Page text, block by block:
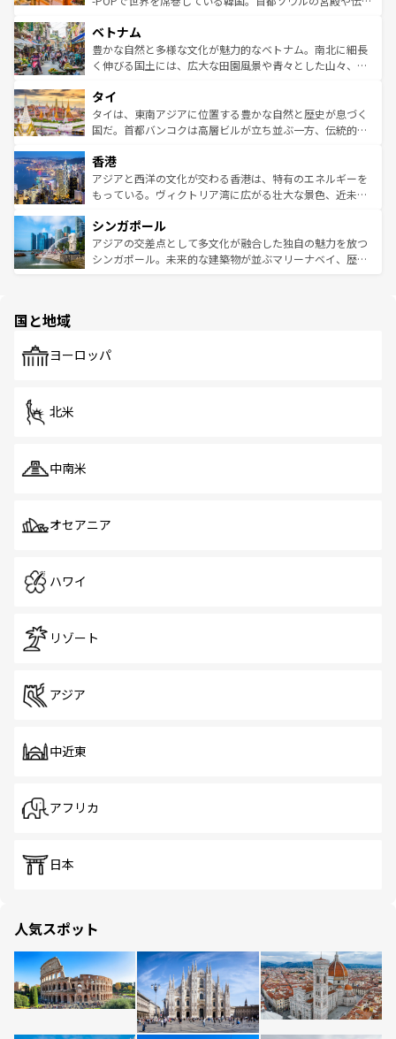
参照してほしい。
容にもいいと評判のスイーツなど、バラエティ豊かな料理
が味わえる。 なお、新着の台湾情報は コンテンツ一覧を参
照してほしい。
き、地方に足を延ばせば四季折々の自然美を楽しむことが
できる。そして、キムチや焼肉、絶品のストリートフード
まで、さまざまな韓国料理が待っている。夜には、韓国な
リティに包まれながら、韓国の多彩な魅力を心ゆくまで味
わってみてほしい。 なお、新着の韓国情報はコンテンツ一
覧を参照してほしい。
ベトナム
豊かな自然と多様な文化が魅力的なベトナム。南北に細長
く伸びる国土には、広大な田園風景や青々とした山々、世
急速な発展と共に伝統が息づく。ハノイの古い町並みやホ
ーチミン市のフランス統治時代の建物も、独特の雰囲気を
醸し出している。また、バラエティの豊かさとおいしさで
とつ。フォーやバインミー、ベトナムコーヒーなどは、ぜ
ひ現地で味わいたい。どの地域を訪れてもあたたかい人々
が旅行者を迎えてくれるので、きっと忘れられない旅にな
参照してほしい。
タイ
タイは、東南アジアに位置する豊かな自然と歴史が息づく
国だ。首都バンコクは高層ビルが立ち並ぶ一方、伝統的な
の活気が交差している。北部ではチェンマイなどの山岳地
帯で自然と触れ合い、南部ではプーケットやクラビの美し
いビーチでリゾート気分を楽しむことができる。タイ料理
激する。気候は一年中温暖で、どの季節にも異なる楽しみ
が待っている。親しみやすいタイの人々、仏教を中心とし
た文化、そして多様な観光資源が、訪れる旅人を魅了し続
香港
アジアと西洋の文化が交わる香港は、特有のエネルギーを
もっている。ヴィクトリア湾に広がる壮大な景色、近未来
み、どこを訪れても感動するはず。観光スポットが密集し
ており、効率よく見どころを回れるのも魅力。息をのむよ
うな絶景から文化的な体験まで、香港を存分に楽しみ尽く
シンガポール
アジアの交差点として多文化が融合した独自の魅力を放つ
シンガポール。未来的な建築物が並ぶマリーナベイ、歴史
で、ホーカーズは地元の風情を楽しめる外せないスポット
国と地域
ヨーロッパ
北米
中南米
オセアニア
ハワイ
リゾート
アジア
中近東
アフリカ
日本
人気スポット